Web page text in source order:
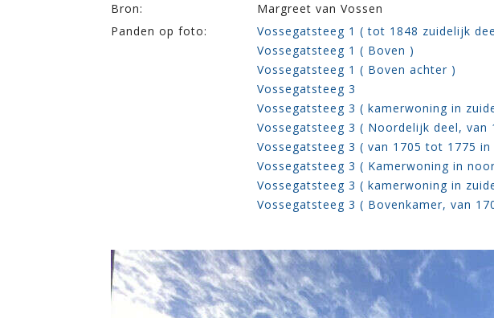
Bron:
Margreet van Vossen
Panden op foto:
Vossegatsteeg 1 ( tot 1848 zuidelijk
Vossegatsteeg 1 ( Boven )
Vossegatsteeg 1 ( Boven achter )
Vossegatsteeg 3
Vossegatsteeg 3 ( kamerwoning in
Vossegatsteeg 3 ( Noordelijk deel,
Vossegatsteeg 3 ( van 1705 tot 1775
Vossegatsteeg 3 ( Kamerwoning in
Vossegatsteeg 3 ( kamerwoning in
Vossegatsteeg 3 ( Bovenkamer, van